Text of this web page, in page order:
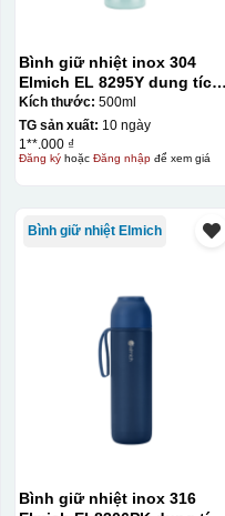
Bình giữ nhiệt inox 304
Elmich EL 8295Y dung tích
500ml
Kích thước: 500ml
TG sản xuất: 10 ngày
1**.000 ₫
Đăng kýhoặc Đăng nhậpđể xem giá
Bình giữ nhiệt Elmich
Bình giữ nhiệt inox 316